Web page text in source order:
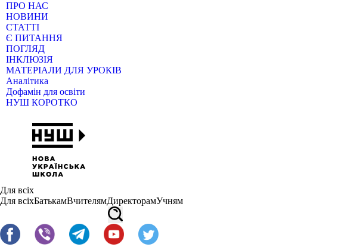
ПРО НАС
НОВИНИ
СТАТТІ
Є ПИТАННЯ
ПОГЛЯД
ІНКЛЮЗІЯ
МАТЕРІАЛИ ДЛЯ УРОКІВ
Аналітика
Дофамін для освіти
НУШ КОРОТКО
Для всіх
Для всіхБатькамВчителямДиректорамУчням